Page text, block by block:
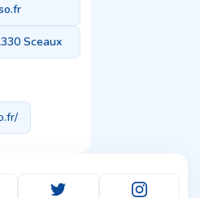
Sceaux